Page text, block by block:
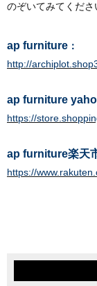
のぞいてみてくださ
ap furniture ：
http://
ap furniture
https://
ap furniture楽天
https://